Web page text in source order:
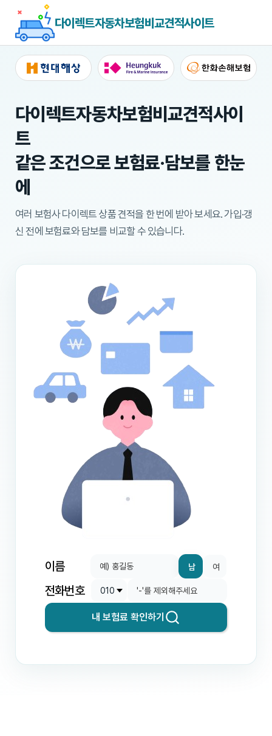
다이렉트자동차보험비교견적사이트
다이렉트자동차보험비교견적사이
트
같은 조건으로 보험료·담보를 한눈
에
여러 보험사 다이렉트 상품 견적을 한 번에 받아 보세요.가입·갱
신 전에 보험료와 담보를 비교할 수 있습니다.
이름 남 여
전화번호
내 보험료 확인하기